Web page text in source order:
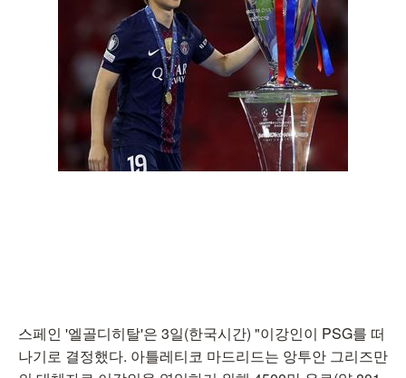
스페인 '엘골디히탈'은 3일(한국시간) "이강인이 PSG를 떠
나기로 결정했다. 아틀레티코 마드리드는 앙투안 그리즈만